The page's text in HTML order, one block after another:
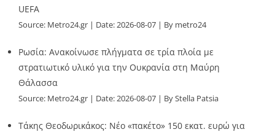
UEFA
Source: Metro24.gr Date: 2026-08-07 By metro24
Ρωσία: Ανακοίνωσε πλήγματα σε τρία πλοία με
στρατιωτικό υλικό για την Ουκρανία στη Μαύρη
Θάλασσα
Source: Metro24.gr Date: 2026-08-07 By Stella Patsia
Τάκης Θεοδωρικάκος: Νέο «πακέτο» 150 εκατ. ευρώ για